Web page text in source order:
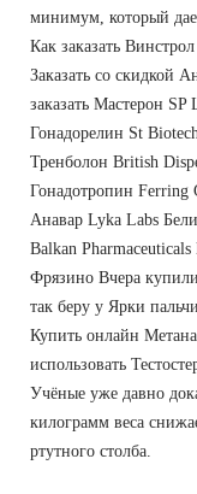
минимум, который
Как заказать
Заказать со скидкой
заказать Мастерон
Гонадорелин St
Тренболон British
Гонадотропин Ferring
Анавар Lyka Labs
Balkan
Фрязино Вчера
так беру у Ярки
Купить онлайн
использовать
Учёные уже давно
килограмм веса
ртутного столба.